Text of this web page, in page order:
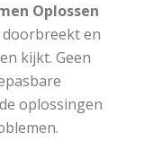
Oplossen
en
kijkt. Geen
oplossingen